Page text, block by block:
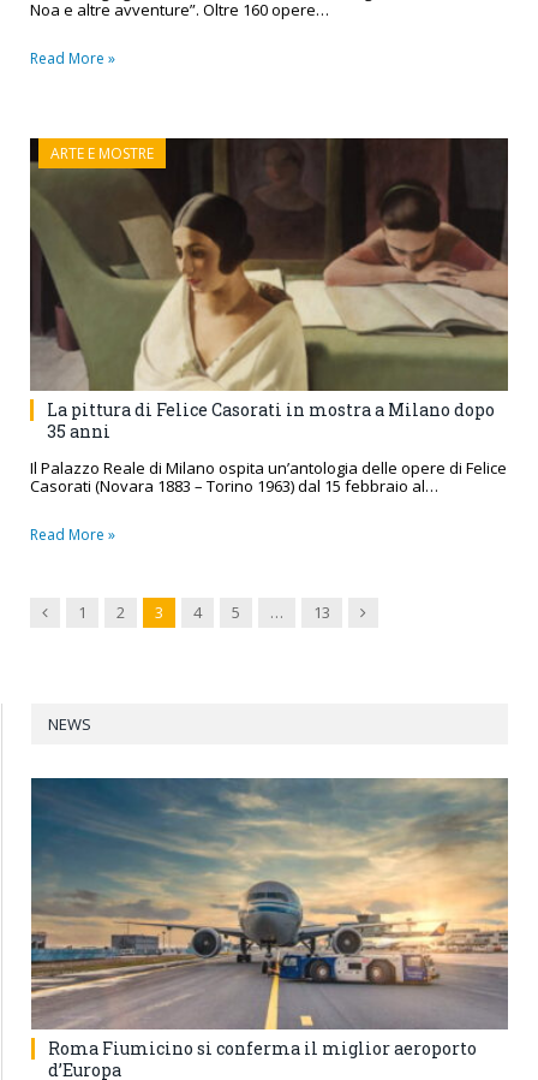
Noa e altre avventure”. Oltre 160 opere…
Read More »
ARTE E MOSTRE
La pittura di Felice Casorati in mostra a Milano dopo
35 anni
Il Palazzo Reale di Milano ospita un’antologia delle opere di Felice
Casorati (Novara 1883 – Torino 1963) dal 15 febbraio al…
Read More »
Previous
1 2 3 4 5 … 13 Next
NEWS
Roma Fiumicino si conferma il miglior aeroporto
d’Europa